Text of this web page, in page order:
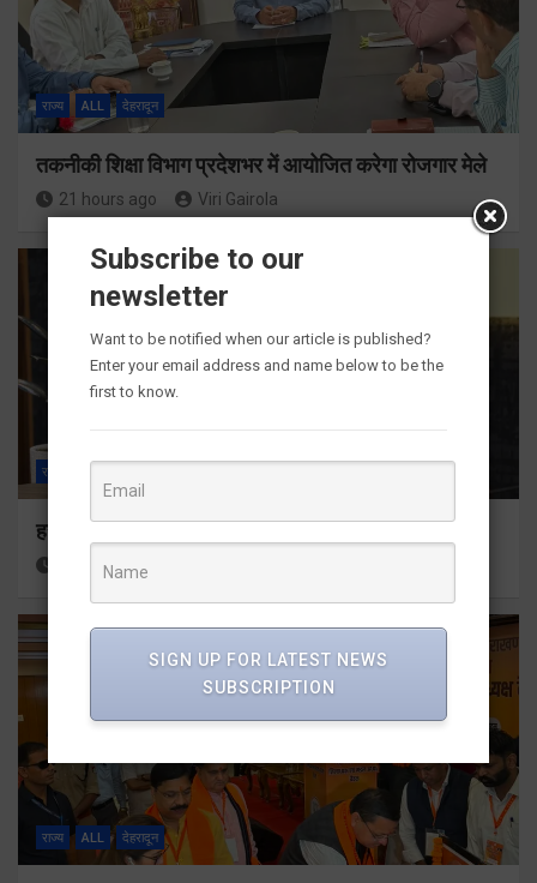
राज्य ALL देहरादून
तकनीकी शिक्षा विभाग प्रदेशभर में आयोजित करेगा रोजगार मेले
21 hours ago Viri Gairola
राज्य
हर घर तिरंगा अभियान को जन-जन तक पहुंचाने की तैयारी
22 hours ago
राज्य ALL देहरादून
Subscribe to our
newsletter
Want to be notified when our article is published?
Enter your email address and name below to be the
first to know.
SIGN UP FOR LATEST NEWS
SUBSCRIPTION